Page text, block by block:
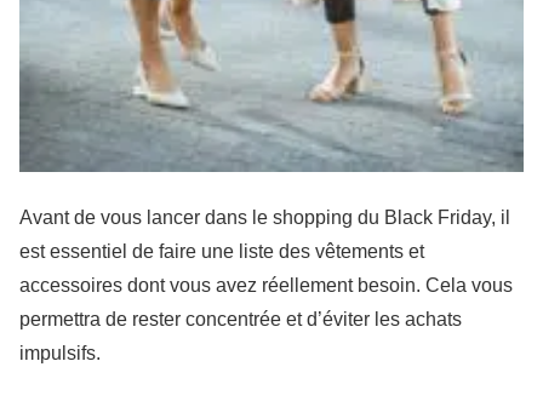
Avant de vous lancer dans le shopping du Black Friday, il
est essentiel de faire une liste des vêtements et
accessoires dont vous avez réellement besoin. Cela vous
permettra de rester concentrée et d’éviter les achats
impulsifs.